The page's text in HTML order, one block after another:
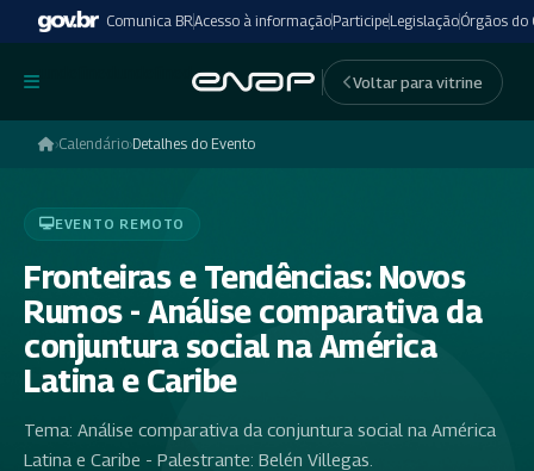
Comunica BRAcesso à informaçãoParticipeLegislaçãoÓrgãos do
Voltar para vitrine
›Calendário›Detalhes do Evento
EVENTO REMOTO
Fronteiras e Tendências: Novos
Rumos - Análise comparativa da
conjuntura social na América
Latina e Caribe
Tema: Análise comparativa da conjuntura social na América
Latina e Caribe - Palestrante: Belén Villegas.